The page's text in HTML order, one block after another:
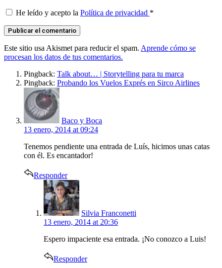
He leído y acepto la Política de privacidad *
Este sitio usa Akismet para reducir el spam. Aprende cómo se
procesan los datos de tus comentarios.
Pingback: Talk about… | Storytelling para tu marca
Pingback: Probando los Vuelos Exprés en Sirco Airlines
says:
Baco y Boca
13 enero, 2014 at 09:24
Tenemos pendiente una entrada de Luís, hicimos unas catas
con él. Es encantador!
Responder
says:
Silvia Franconetti
13 enero, 2014 at 20:36
Espero impaciente esa entrada. ¡No conozco a Luis!
Responder